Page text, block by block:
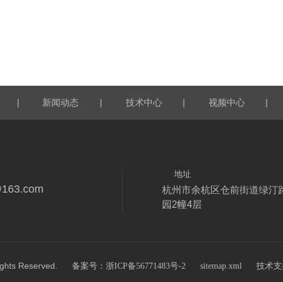
| 新闻动态 | 技术中心 | 视频中心 |
地址
杭州市余杭区仓前街道绿汀
园2幢4层
Reserved. 备案号：浙ICP备56771483号-2 sitemap.xml 技术支持